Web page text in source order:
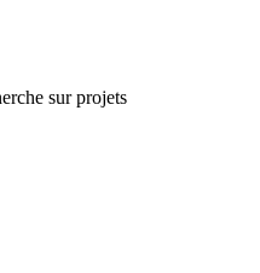
sur projets